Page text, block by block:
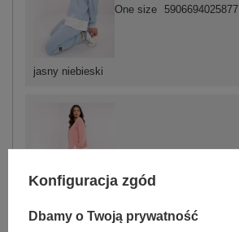
jasny niebieski
One size 5906694025877
brzoskwiniowy
Konfiguracja zgód
Dbamy o Twoją prywatność